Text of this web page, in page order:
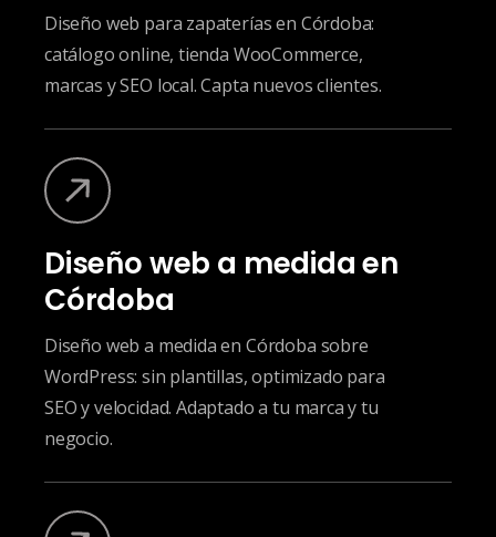
Diseño web para zapaterías en Córdoba:
catálogo online, tienda WooCommerce,
marcas y SEO local. Capta nuevos clientes.
Diseño web a medida en
Córdoba
Diseño web a medida en Córdoba sobre
WordPress: sin plantillas, optimizado para
SEO y velocidad. Adaptado a tu marca y tu
negocio.